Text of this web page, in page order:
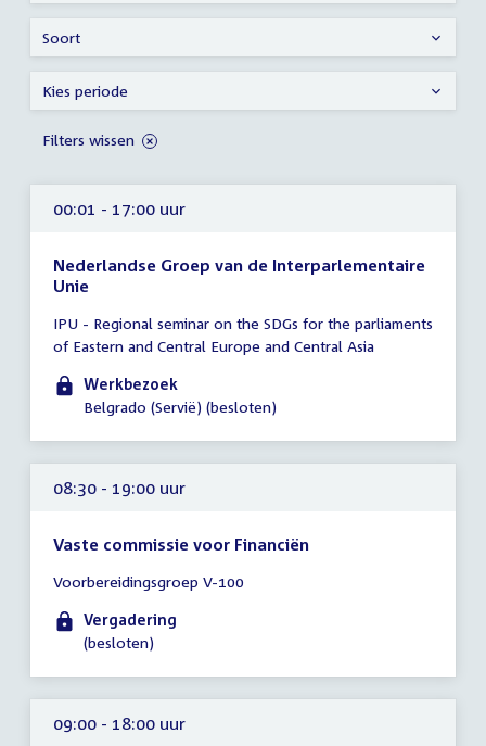
00:01 - 17:00 uur
Nederlandse Groep van de Interparlementaire
Unie
vergadering
00:01
17:00
IPU - Regional seminar on the SDGs for the parliaments
of Eastern and Central Europe and Central Asia
Werkbezoek
Belgrado (Servië) (besloten)
08:30 - 19:00 uur
Vaste commissie voor Financiën
vergadering
08:30
-
uur
Voorbereidingsgroep V-100
Vergadering
(besloten)
09:00 - 18:00 uur
Soort
Kies periode
Filters wissen